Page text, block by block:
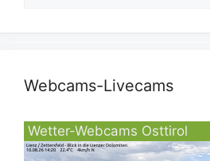
Webcams-Livecams
Wetter-Webcams Osttirol